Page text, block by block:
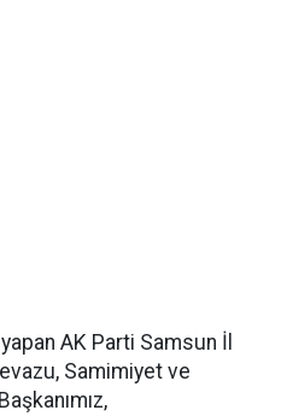
AK Parti Samsun İl
Samimiyet ve